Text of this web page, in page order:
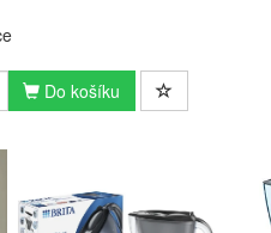
Do košíku